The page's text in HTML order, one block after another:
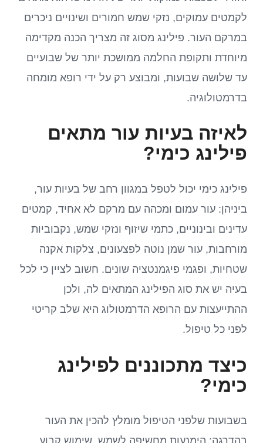
לקמטים עמוקים, נזקי שמש חמורים ושינויים ניכרים
במרקם העור. פילינג מסוג זה מצריך הכנה מקדימה
מיוחדת ותקופת החלמה ממושכת יותר של שבועיים
עד שלושה שבועות, ומבוצע רק על ידי רופא מומחה
בדרמטולוגיה.
לאיזה בעיות עור מתאים
פילינג כימי?
פילינג כימי יכול לטפל במגוון רחב של בעיות עור,
ביניהן: עור עמום ומכהה עם מרקם לא אחיד, קמטים
עדינים ובינוניים, כתמי שיזוף ונזקי שמש, נקבוביות
מורחבות, עור שמן נוטה לפצעונים, צלקות אקנה
שטחיות, ופגמי פיגמנטציה שונים. חשוב לציין כי לכל
בעיה יש את סוג הפילינג המתאים לה, ולכן
ההתייעצות עם הרופא הדרמטולוג היא שלב קריטי
לפני כל טיפול.
כיצד מתכוננים לפילינג
כימי?
בשבועות שלפני הטיפול מומלץ להכין את העור